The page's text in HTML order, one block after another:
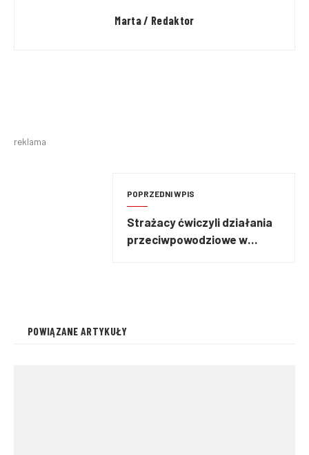
Marta / Redaktor
reklama
POPRZEDNI WPIS
Strażacy ćwiczyli działania
przeciwpowodziowe w
POWIĄZANE ARTYKUŁY